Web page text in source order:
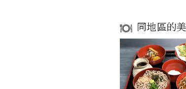
同地區的